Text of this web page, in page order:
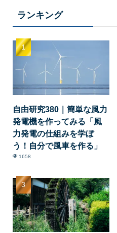
ランキング
自由研究380｜簡単な風力
発電機を作ってみる「風
力発電の仕組みを学ぼ
う！自分で風車を作る」
1658